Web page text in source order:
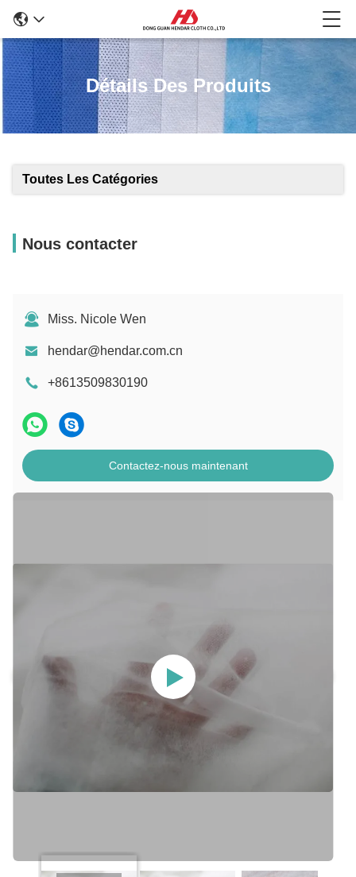
Détails Des Produits
Toutes Les Catégories
Nous contacter
Miss. Nicole Wen
hendar@hendar.com.cn
+8613509830190
Contactez-nous maintenant